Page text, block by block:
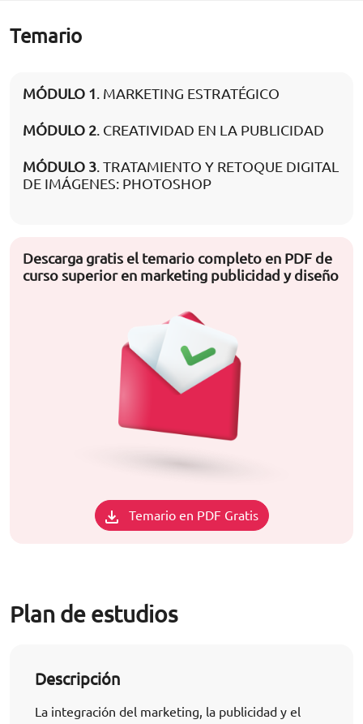
Temario
MÓDULO 1. MARKETING ESTRATÉGICO
MÓDULO 2. CREATIVIDAD EN LA PUBLICIDAD
MÓDULO 3. TRATAMIENTO Y RETOQUE DIGITAL
DE IMÁGENES: PHOTOSHOP
Descarga gratis el temario completo en PDF de
curso superior en marketing publicidad y diseño
Temario en PDF Gratis
Plan de estudios
Descripción
La integración del marketing, la publicidad y el